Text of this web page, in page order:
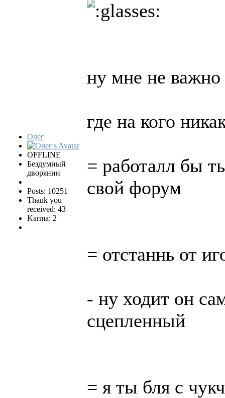
Олег
OFFLINE
Бездумный
дворянин
Posts: 10251
Thank you
received: 43
Karma: 2
ну мне не важно
где на кого
= работалл бы
свой форум
= отстаннь от
- ну ходит он
сцепленный
= я ты бля с